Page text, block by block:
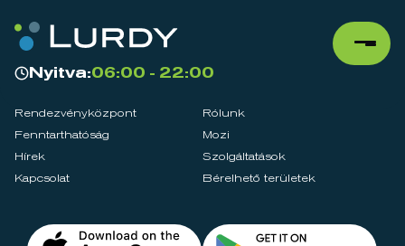
Nyitva:06:00 - 22:00
Rendezvényközpont
Rólunk
Fenntarthatóság
Mozi
Hírek
Szolgáltatások
Kapcsolat
Bérelhető területek